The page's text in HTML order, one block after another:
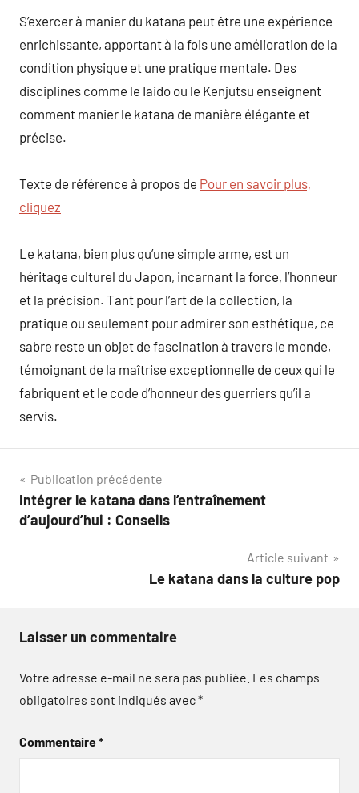
S’exercer à manier du katana peut être une expérience
enrichissante, apportant à la fois une amélioration de la
condition physique et une pratique mentale. Des
disciplines comme le Iaido ou le Kenjutsu enseignent
comment manier le katana de manière élégante et
précise.
Texte de référence à propos de Pour en savoir plus,
cliquez
Le katana, bien plus qu’une simple arme, est un
héritage culturel du Japon, incarnant la force, l’honneur
et la précision. Tant pour l’art de la collection, la
pratique ou seulement pour admirer son esthétique, ce
sabre reste un objet de fascination à travers le monde,
témoignant de la maîtrise exceptionnelle de ceux qui le
fabriquent et le code d’honneur des guerriers qu’il a
servis.
Navigation
de
Publication précédente
Intégrer le katana dans l’entraînement
d’aujourd’hui : Conseils
Article suivant
Le katana dans la culture pop
Laisser un commentaire
Votre adresse e-mail ne sera pas publiée. Les champs
obligatoires sont indiqués avec*
Commentaire*